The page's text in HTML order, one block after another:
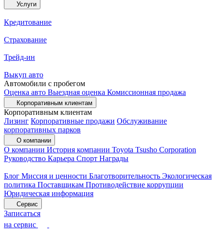
Услуги
Кредитование
Страхование
Трейд-ин
Выкуп авто
Автомобили с пробегом
Оценка авто Выездная оценка Комиссионная продажа
Корпоративным клиентам
Корпоративным клиентам
Лизинг Корпоративные продажи Обслуживание
корпоративных парков
О компании
О компании История компании Toyota Tsusho Corporation
Руководство Карьера Спорт Награды
Блог Миссия и ценности Благотворительность Экологическая
политика Поставщикам Противодействие коррупции
Юридическая информация
Сервис
Записаться
на сервис